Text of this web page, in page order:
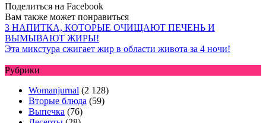
Поделиться на Facebook
Вам также может понравиться
3 НАПИТКА, КОТОРЫЕ ОЧИЩАЮТ ПЕЧЕНЬ И
ВЫМЫВАЮТ ЖИРЫ!
Эта микстура сжигает жир в области живота за 4 ночи!
Рубрики
Womanjurnal (2 128)
Вторые блюда (59)
Выпечка (76)